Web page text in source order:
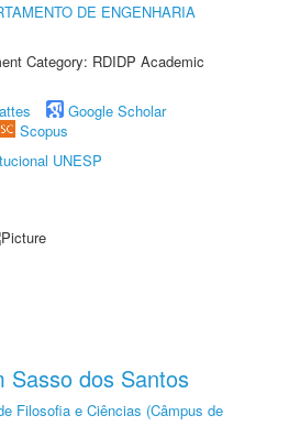
DE ENGENHARIA
Category: RDIDP Academic
Google Scholar
Scopus
UNESP
Sasso dos Santos
Filosofia e Ciências (Câmpus de